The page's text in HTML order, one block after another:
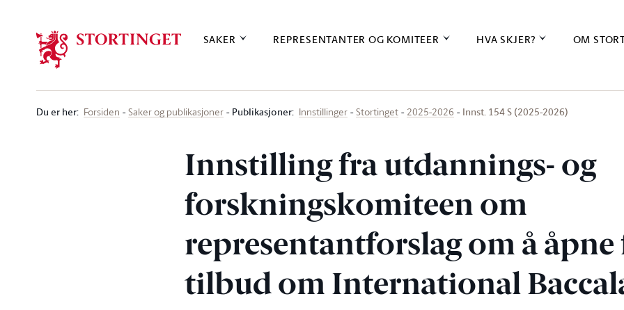
SAKER REPRESENTANTER OG KOMITEER HVA SKJER? OM
Du er her: Forsiden Saker og publikasjoner Publikasjoner: Innstillinger Stortinget 2025-2026 Innst. 154 S (2025-2026)
Innstilling fra utdannings- og
forskningskomiteen om
representantforslag om å åpne
tilbud om International